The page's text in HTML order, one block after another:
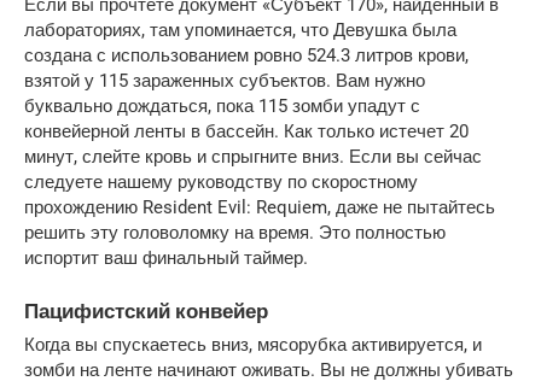
Если вы прочтете документ «Субъект 170», найденный в
лабораториях, там упоминается, что Девушка была
создана с использованием ровно 524.3 литров крови,
взятой у 115 зараженных субъектов. Вам нужно
буквально дождаться, пока 115 зомби упадут с
конвейерной ленты в бассейн. Как только истечет 20
минут, слейте кровь и спрыгните вниз. Если вы сейчас
следуете нашему руководству по скоростному
прохождению Resident Evil: Requiem, даже не пытайтесь
решить эту головоломку на время. Это полностью
испортит ваш финальный таймер.
Пацифистский конвейер
Когда вы спускаетесь вниз, мясорубка активируется, и
зомби на ленте начинают оживать. Вы не должны убивать